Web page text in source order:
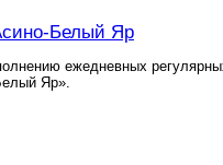
Белый Яр
ежедневных
Яр».